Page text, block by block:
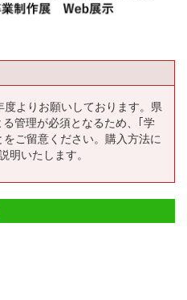
よりお願いしております。県
管理が必須となるため、｢学
ご留意ください。購入方法に
いたします。